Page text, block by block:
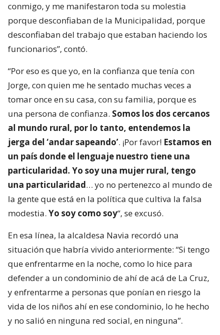
conmigo, y me manifestaron toda su molestia
porque desconfiaban de la Municipalidad, porque
desconfiaban del trabajo que estaban haciendo los
funcionarios”, contó.
“Por eso es que yo, en la confianza que tenía con
Jorge, con quien me he sentado muchas veces a
tomar once en su casa, con su familia, porque es
una persona de confianza. Somos los dos cercanos
al mundo rural, por lo tanto, entendemos la
jerga del ‘andar sapeando’. ¡Por favor! Estamos en
un país donde el lenguaje nuestro tiene una
particularidad. Yo soy una mujer rural, tengo
una particularidad… yo no pertenezco al mundo de
la gente que está en la política que cultiva la falsa
modestia. Yo soy como soy“, se excusó.
En esa línea, la alcaldesa Navia recordó una
situación que habría vivido anteriormente: “Si tengo
que enfrentarme en la noche, como lo hice para
defender a un condominio de ahí de acá de La Cruz,
y enfrentarme a personas que ponían en riesgo la
vida de los niños ahí en ese condominio, lo he hecho
y no salió en ninguna red social, en ninguna”.